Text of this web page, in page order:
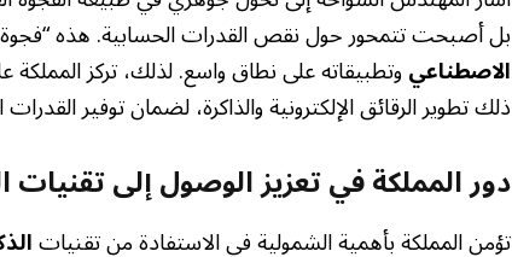
بل أصبحت تتمحور حول نقص القدرات الحسابية. هذه “فجوة
الاصطناعيوتطبيقاته على نطاق واسع. لذلك، تركز
ذلك تطوير الرقائق الإلكترونية والذاكرة، لضمان توفير
دور المملكة في تعزيز الوصول إلى تقنيات
تؤمن المملكة بأهمية الشمولية في الاستفادة من تقنيات